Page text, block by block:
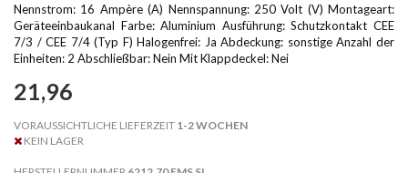
Nennstrom: 16 Ampère (A) Nennspannung: 250 Volt (V) Montageart:
Geräteeinbaukanal Farbe: Aluminium Ausführung: Schutzkontakt CEE
7/3 / CEE 7/4 (Typ F) Halogenfrei: Ja Abdeckung: sonstige Anzahl der
Einheiten: 2 Abschließbar: Nein Mit Klappdeckel: Nei
21,96
VORAUSSICHTLICHE LIEFERZEIT 1-2 WOCHEN
KEIN LAGER